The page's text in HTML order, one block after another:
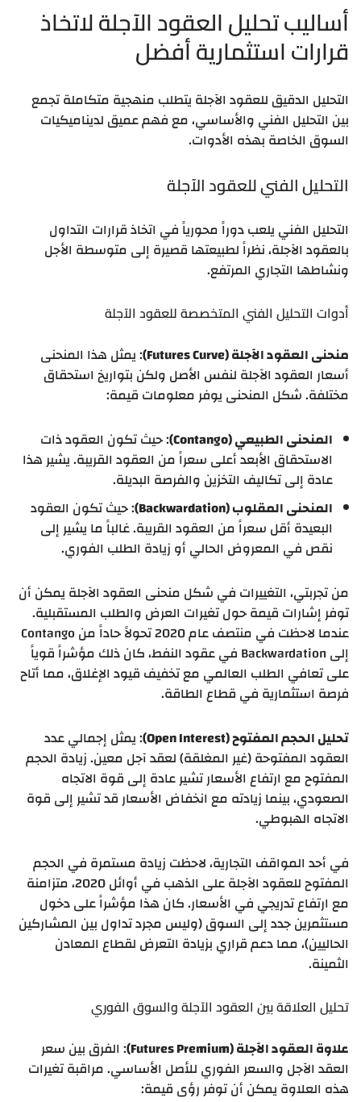
أساليب تحليل العقود الآجلة لاتخاذ
قرارات استثمارية أفضل
التحليل الدقيق للعقود الآجلة يتطلب منهجية متكاملة تجمع
بين التحليل الفني والأساسي، مع فهم عميق لديناميكيات
السوق الخاصة بهذه الأدوات.
التحليل الفني للعقود الآجلة
التحليل الفني يلعب دوراً محورياً في اتخاذ قرارات التداول
بالعقود الآجلة، نظراً لطبيعتها قصيرة إلى متوسطة الأجل
ونشاطها التجاري المرتفع.
أدوات التحليل الفني المتخصصة للعقود الآجلة
منحنى العقود الآجلة (Futures Curve)
: يمثل هذا المنحنى
أسعار العقود الآجلة لنفس الأصل ولكن بتواريخ استحقاق
مختلفة. شكل المنحنى يوفر معلومات قيمة:
المنحنى الطبيعي (Contango)
: حيث تكون العقود ذات
الاستحقاق الأبعد أعلى سعراً من العقود القريبة. يشير هذا
عادة إلى تكاليف التخزين والفرصة البديلة.
المنحنى المقلوب (Backwardation)
: حيث تكون العقود
البعيدة أقل سعراً من العقود القريبة. غالباً ما يشير إلى
نقص في المعروض الحالي أو زيادة الطلب الفوري.
من تجربتي، التغييرات في شكل منحنى العقود الآجلة يمكن أن
توفر إشارات قيمة حول تغيرات العرض والطلب المستقبلية.
عندما لاحظت في منتصف عام 2020 تحولاً حاداً من Contango
إلى Backwardation في عقود النفط، كان ذلك مؤشراً قوياً
على تعافي الطلب العالمي مع تخفيف قيود الإغلاق، مما أتاح
فرصة استثمارية في قطاع الطاقة.
تحليل الحجم المفتوح (Open Interest)
: يمثل إجمالي عدد
العقود المفتوحة (غير المغلقة) لعقد آجل معين. زيادة الحجم
المفتوح مع ارتفاع الأسعار تشير عادة إلى قوة الاتجاه
الصعودي، بينما زيادته مع انخفاض الأسعار قد تشير إلى قوة
الاتجاه الهبوطي.
في أحد المواقف التجارية، لاحظت زيادة مستمرة في الحجم
المفتوح للعقود الآجلة على الذهب في أوائل 2020، متزامنة
مع ارتفاع تدريجي في الأسعار. كان هذا مؤشراً على دخول
مستثمرين جدد إلى السوق (وليس مجرد تداول بين المشاركين
الحاليين)، مما دعم قراري بزيادة التعرض لقطاع المعادن
الثمينة.
تحليل العلاقة بين العقود الآجلة والسوق الفوري
علاوة العقود الآجلة (Futures Premium)
: الفرق بين سعر
العقد الآجل والسعر الفوري للأصل الأساسي. مراقبة تغيرات
هذه العلاوة يمكن أن توفر رؤى قيمة: